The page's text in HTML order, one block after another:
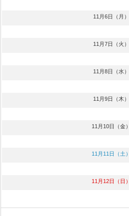
11月6日（月）
11月7日（火）
11月8日（水）
11月9日（木）
11月10日（金）
11月11日（土）
11月12日（日）